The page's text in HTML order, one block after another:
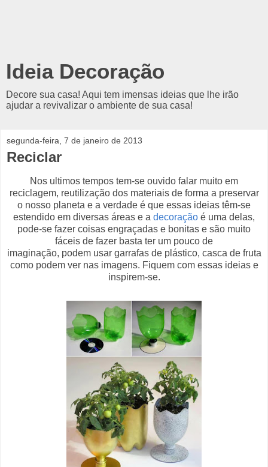
Ideia Decoração
Decore sua casa! Aqui tem imensas ideias que lhe irão
ajudar a revivalizar o ambiente de sua casa!
segunda-feira, 7 de janeiro de 2013
Reciclar
Nos ultimos tempos tem-se ouvido falar muito em
reciclagem, reutilização dos materiais de forma a preservar
o nosso planeta e a verdade é que essas ideias têm-se
estendido em diversas áreas e a decoração é uma delas,
pode-se fazer coisas engraçadas e bonitas e são muito
fáceis de fazer basta ter um pouco de
imaginação, podem usar garrafas de plástico, casca de fruta
como podem ver nas imagens. Fiquem com essas ideias e
inspirem-se.